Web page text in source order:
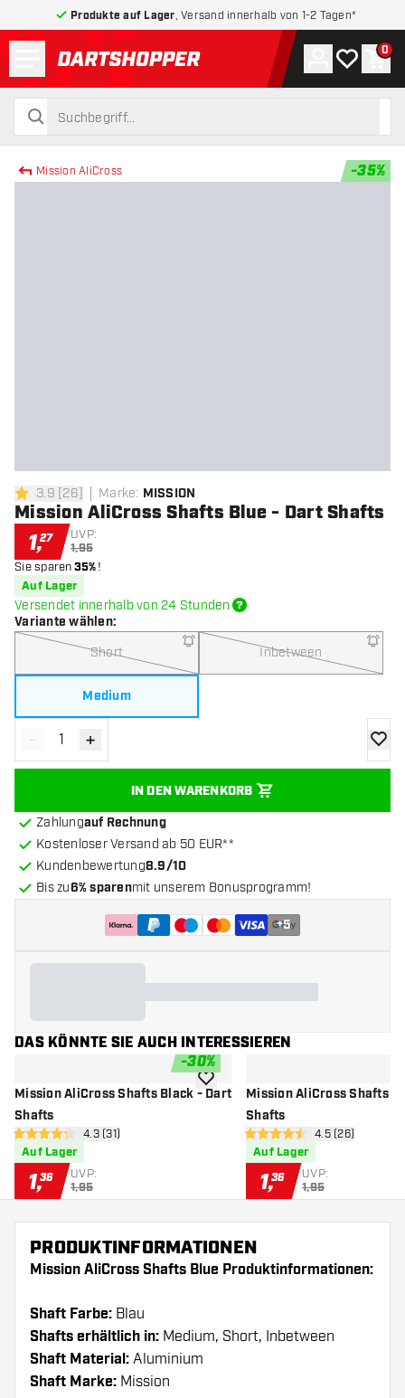
Produkte auf Lager , Versand innerhalb von 1-2 Tagen*
zurück zur Startseite
suchen
suchen
Konto
Meine 0
Mission AliCross -35%
3.9 Bewertungssterne
3.9 [26] Marke: MISSION
Mission AliCross Shafts Blue - Dart Shafts
1,27 UVP:
1,95
Sie sparen35%!
Auf Lager
Versendet innerhalb von 24 Stunden
Variante wählen:
Short Inbetween
Medium
Menge verringern
- Menge erhöhen
+
IN DEN WARENKORB
Zur
Zahlungauf Rechnung
Kostenloser Versand ab 50 EUR**
Kundenbewertung8.9/10
Bis zu6% sparenmit unserem Bonusprogramm!
+5
DAS KÖNNTE SIE AUCH INTERESSIEREN
-30%
Mission AliCross Shafts Black - Dart
Shafts
Bewertungsbereich öffnen
4.3 Bewertungssterne
4.3 (31)
Auf Lager
1,36 UVP:
1,95
Zur Wunschliste hinzufügen
Mission AliCross Shafts
Shafts
4.5 Bewertungssterne
4.5 (26)
Auf Lager
1,36 UVP:
1,95
PRODUKTINFORMATIONEN
Mission AliCross Shafts Blue Produktinformationen:
Shaft Farbe: Blau
Shafts erhältlich in: Medium, Short, Inbetween
Shaft Material: Aluminium
Shaft Marke: Mission